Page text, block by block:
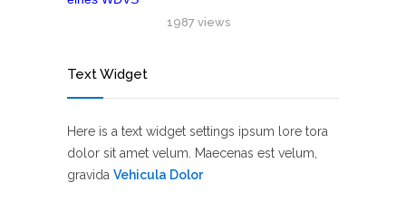
1987 views
Text Widget
Here is a text widget settings ipsum lore tora
dolor sit amet velum. Maecenas est velum,
gravida Vehicula Dolor